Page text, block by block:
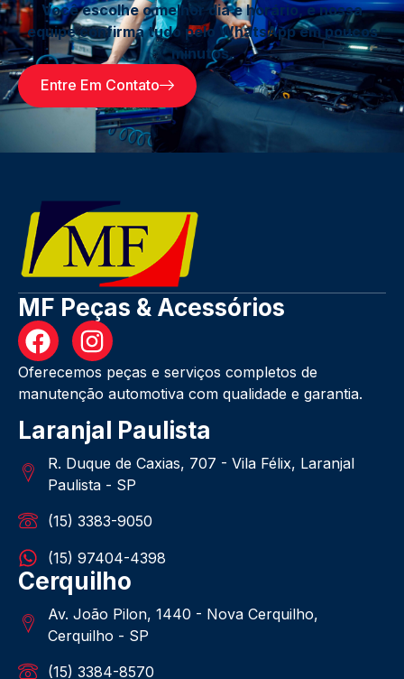
Você escolhe o melhor dia e horário, e nossa
equipe confirma tudo pelo WhatsApp em poucos
minutos.
Entre Em Contato
MF Peças & Acessórios
Oferecemos peças e serviços completos de
manutenção automotiva com qualidade e garantia.
Laranjal Paulista
R. Duque de Caxias, 707 - Vila Félix, Laranjal
Paulista - SP
(15) 3383-9050
(15) 97404-4398
Cerquilho
Av. João Pilon, 1440 - Nova Cerquilho,
Cerquilho - SP
(15) 3384-8570